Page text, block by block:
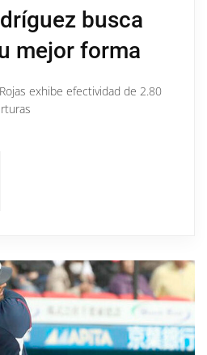
busca
mejor forma
exhibe efectividad de 2.80